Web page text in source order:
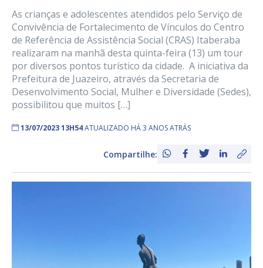
As crianças e adolescentes atendidos pelo Serviço de
Convivência de Fortalecimento de Vínculos do Centro
de Referência de Assistência Social (CRAS) Itaberaba
realizaram na manhã desta quinta-feira (13) um tour
por diversos pontos turístico da cidade. A iniciativa da
Prefeitura de Juazeiro, através da Secretaria de
Desenvolvimento Social, Mulher e Diversidade (Sedes),
possibilitou que muitos […]
13/07/2023 13H54ATUALIZADO HÁ 3 ANOS ATRÁS
Compartilhe: